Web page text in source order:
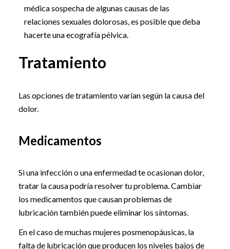
médica sospecha de algunas causas de las
relaciones sexuales dolorosas, es posible que deba
hacerte una ecografía pélvica.
Tratamiento
Las opciones de tratamiento varían según la causa del
dolor.
Medicamentos
Si una infección o una enfermedad te ocasionan dolor,
tratar la causa podría resolver tu problema. Cambiar
los medicamentos que causan problemas de
lubricación también puede eliminar los síntomas.
En el caso de muchas mujeres posmenopáusicas, la
falta de lubricación que producen los niveles bajos de